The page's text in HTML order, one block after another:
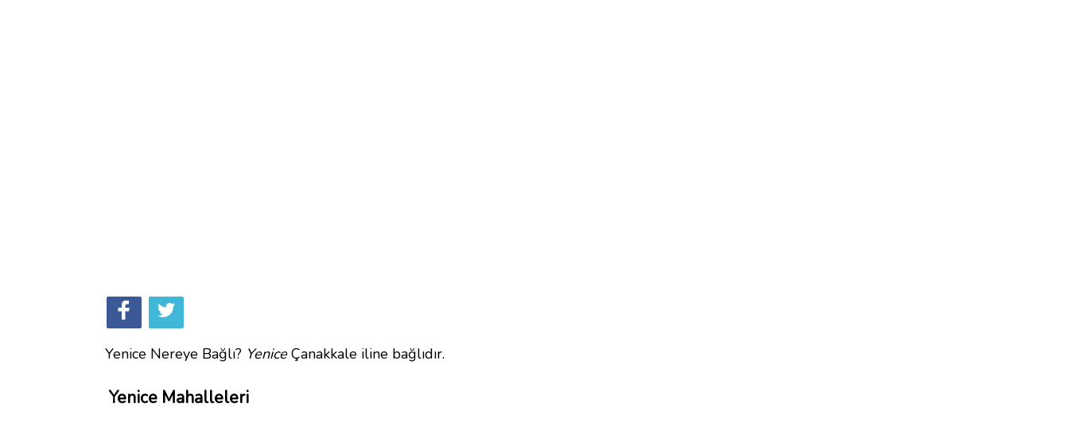
Yenice Nereye Bağlı? YeniceÇanakkale iline bağlıdır.
Yenice Mahalleleri